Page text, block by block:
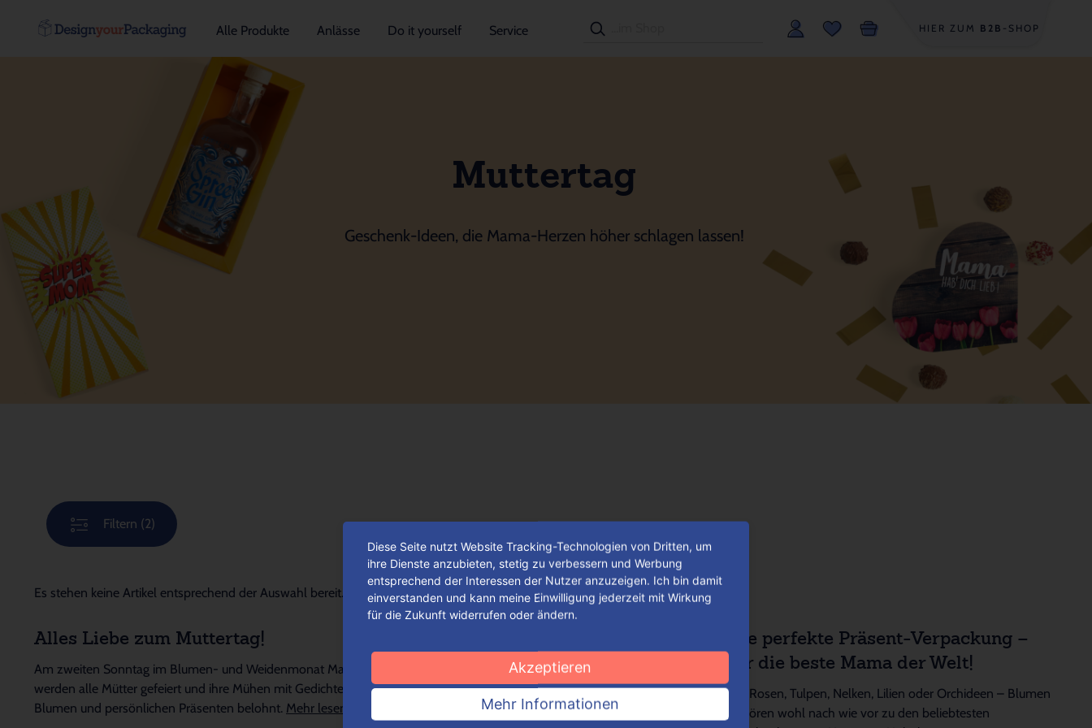
Alle Produkte Anlässe Do it yourself Service HIER ZUM B2B -SHOP
Muttertag
Geschenk-Ideen, die Mama-Herzen höher schlagen lassen!
Filtern (2)
Es stehen keine Artikel entsprechend der Auswahl bereit.
Alles Liebe zum Muttertag!
Am zweiten Sonntag im Blumen- und Weidenmonat Mai
werden alle Mütter gefeiert und ihre Mühen mit Gedichten,
Blumen und persönlichen Präsenten belohnt. Mehr lesen
Ehren aller Frauen mit
amerikanischem Ursprung
Obwohl bereits die alten Griechen ein Fest zu Ehren der
Die perfekte Präsent-Verpackung –
für die beste Mama der Welt!
Ob Rosen, Tulpen, Nelken, Lilien oder Orchideen – Blumen
gehören wohl nach wie vor zu den beliebtesten
Diese Seite nutzt Website Tracking-Technologien von Dritten, um
ihre Dienste anzubieten, stetig zu verbessern und Werbung
entsprechend der Interessen der Nutzer anzuzeigen. Ich bin damit
einverstanden und kann meine Einwilligung jederzeit mit Wirkung
für die Zukunft widerrufen oder ändern.
Akzeptieren
Mehr Informationen